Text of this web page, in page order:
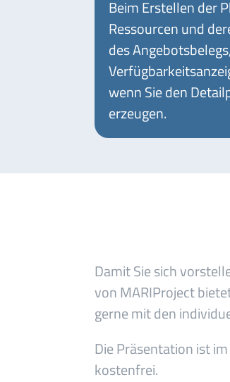
Beim Erstellen der
Ressourcen und
des
wenn Sie den
erzeugen.
Damit Sie sich
von MARIProject
gerne mit den
Die Präsentation ist
kostenfrei.